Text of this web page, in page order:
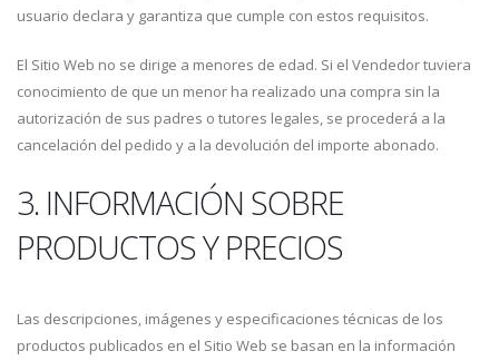
usuario declara y garantiza que cumple con estos requisitos.
El Sitio Web no se dirige a menores de edad. Si el Vendedor tuviera
conocimiento de que un menor ha realizado una compra sin la
autorización de sus padres o tutores legales, se procederá a la
cancelación del pedido y a la devolución del importe abonado.
3. INFORMACIÓN SOBRE
PRODUCTOS Y PRECIOS
Las descripciones, imágenes y especificaciones técnicas de los
productos publicados en el Sitio Web se basan en la información